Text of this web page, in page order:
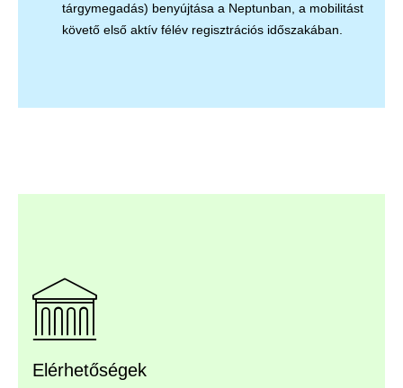
tárgymegadás) benyújtása a Neptunban, a mobilitást
követő első aktív félév regisztrációs időszakában.
Elérhetőségek